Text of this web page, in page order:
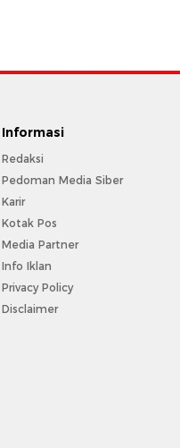
Informasi
Redaksi
Pedoman Media Siber
Karir
Kotak Pos
Media Partner
Info Iklan
Privacy Policy
Disclaimer